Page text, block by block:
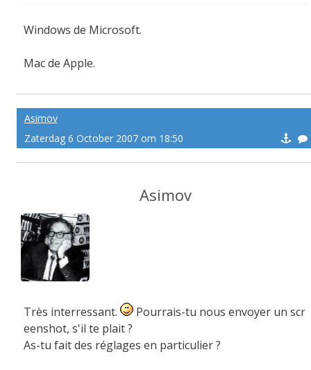
Windows de Microsoft.
Mac de Apple.
Linux du monde entier.
Asimov
Zaterdag 6 October 2007 om 18:50
Asimov
Très interressant.
Pourrais-tu nous envoyer un scr
eenshot, s'il te plait ?
As-tu fait des réglages en particulier ?